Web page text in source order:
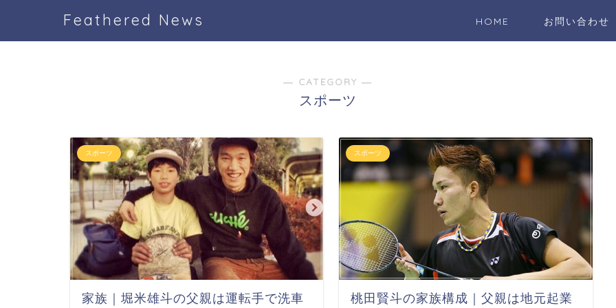
Feathered News HOME お問い合わせ
― CATEGORY ―
スポーツ
スポーツ
家族｜堀米雄斗の父親は運転手で洗車
スポーツ
桃田賢斗の家族構成｜父親は地元起業